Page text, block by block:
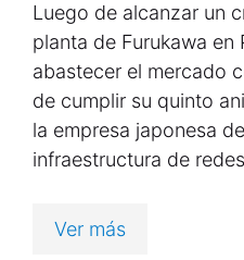
Luego de alcanzar un
planta de Furukawa en
abastecer el mercado
de cumplir su quinto
la empresa japonesa
infraestructura de
Ver más